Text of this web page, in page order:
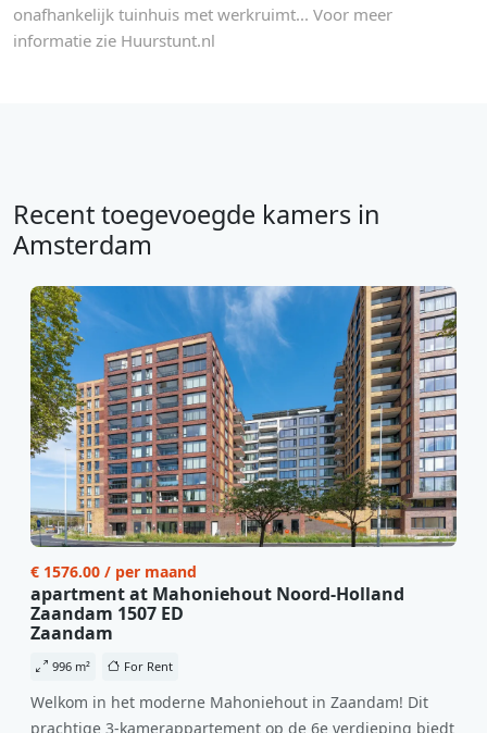
onafhankelijk tuinhuis met werkruimt... Voor meer
informatie zie Huurstunt.nl
Recent toegevoegde kamers in
Amsterdam
€ 1576.00 / per maand
apartment at Mahoniehout Noord-Holland
Zaandam 1507 ED
Zaandam
996 m² For Rent
Welkom in het moderne Mahoniehout in Zaandam! Dit
prachtige 3-kamerappartement op de 6e verdieping biedt